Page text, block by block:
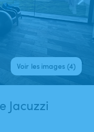
Voir les images (4)
Jacuzzi